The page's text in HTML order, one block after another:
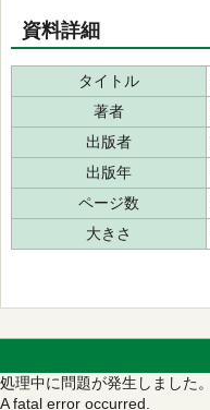
資料詳細
タイトル
著者
出版者
出版年
ページ数
大きさ
処理中に問題が発生しました。
A fatal error occurred.